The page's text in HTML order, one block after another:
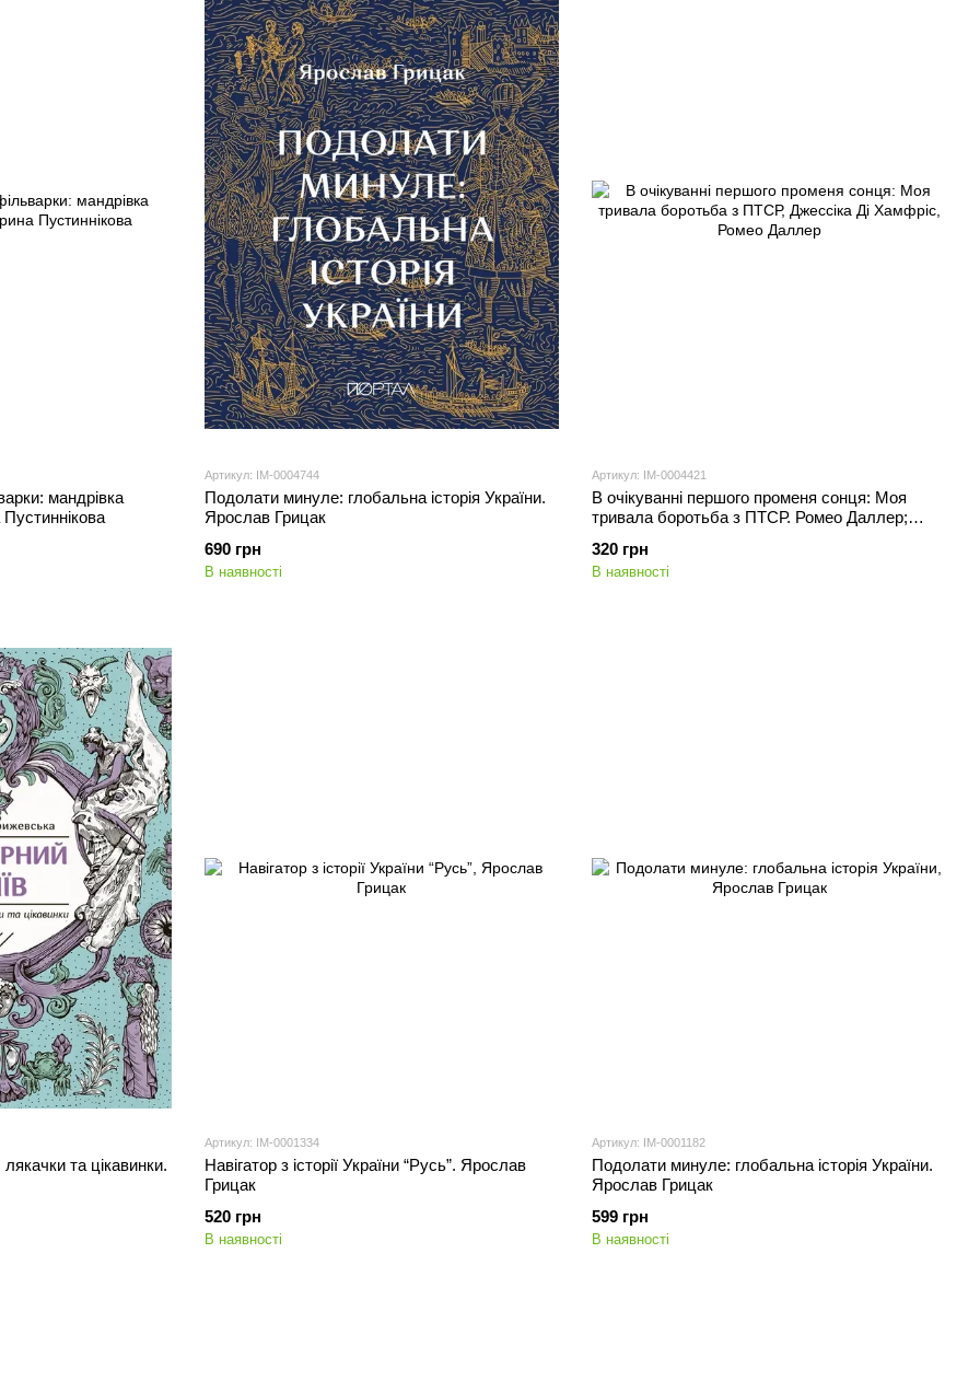
мандрівка
Артикул: IM-0004744
Подолати минуле: глобальна історія України.
Ярослав Грицак
690 грн
В наявності
Артикул: IM-0004421
В очікуванні першого променя сонця: Моя
тривала боротьба з ПТСР. Ромео Даллер;
320 грн
В наявності
та цікавинки.
Артикул: IM-0001334
Навігатор з історії України “Русь”. Ярослав
Грицак
520 грн
В наявності
Артикул: IM-0001182
Подолати минуле: глобальна історія України.
Ярослав Грицак
599 грн
В наявності